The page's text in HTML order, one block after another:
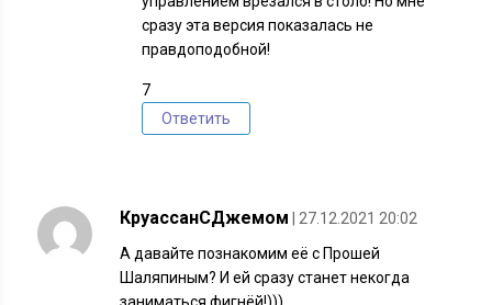
сразу эта версия показалась не
правдоподобной!
7
Ответить
КруассанСДжемом
| 27.12.2021 20:02
А давайте познакомим её с Прошей
Шаляпиным? И ей сразу станет некогда